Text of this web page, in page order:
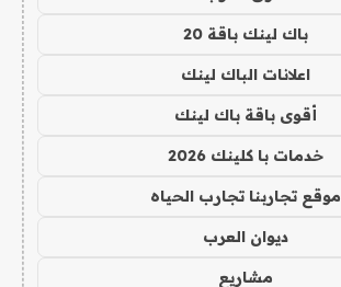
باك لينك باقة 20
اعلانات الباك لينك
أقوى باقة باك لينك
خدمات با كلينك 2026
موقع تجاربنا تجارب الحياه
ديوان العرب
مشاريع